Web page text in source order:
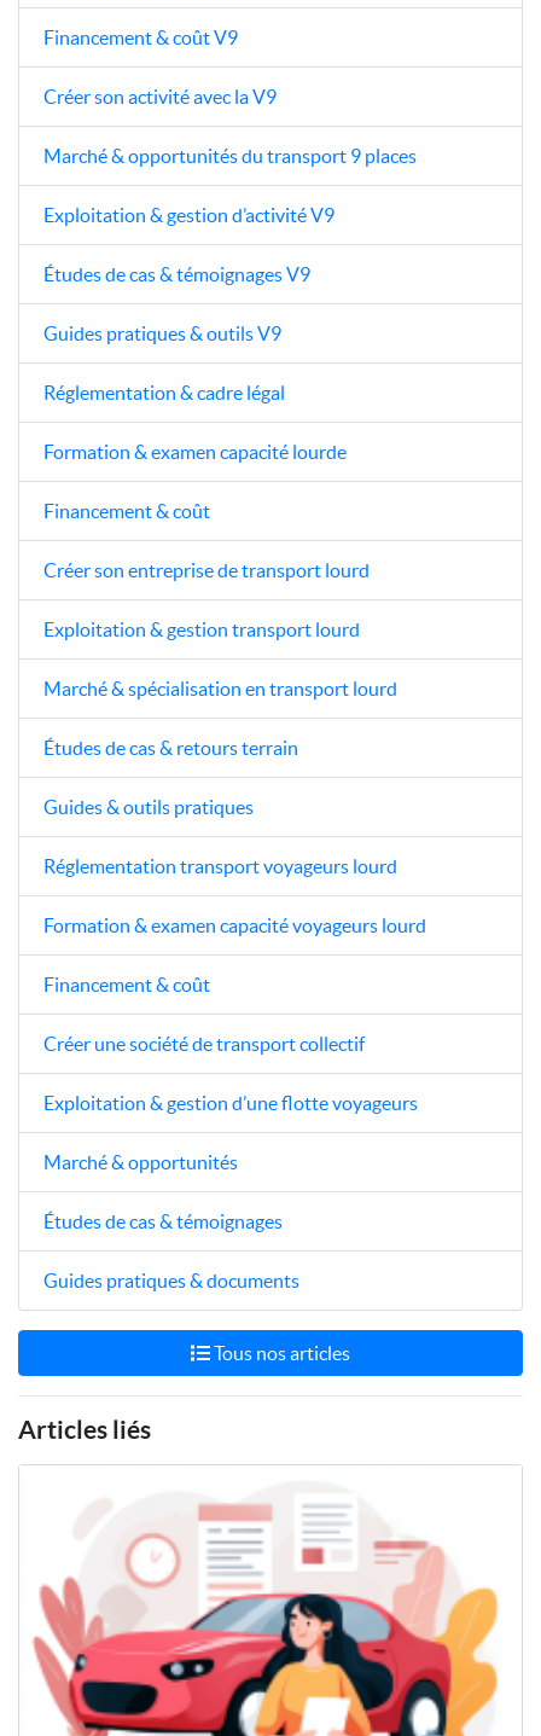
Financement & coût V9
Créer son activité avec la V9
Marché & opportunités du transport 9 places
Exploitation & gestion d’activité V9
Études de cas & témoignages V9
Guides pratiques & outils V9
Réglementation & cadre légal
Formation & examen capacité lourde
Financement & coût
Créer son entreprise de transport lourd
Exploitation & gestion transport lourd
Marché & spécialisation en transport lourd
Études de cas & retours terrain
Guides & outils pratiques
Réglementation transport voyageurs lourd
Formation & examen capacité voyageurs lourd
Financement & coût
Créer une société de transport collectif
Exploitation & gestion d’une flotte voyageurs
Marché & opportunités
Études de cas & témoignages
Guides pratiques & documents
Tous nos articles
Articles liés